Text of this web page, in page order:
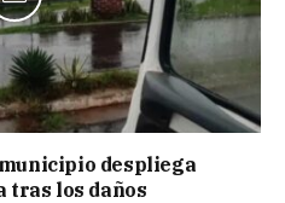
despliega
tras los daños